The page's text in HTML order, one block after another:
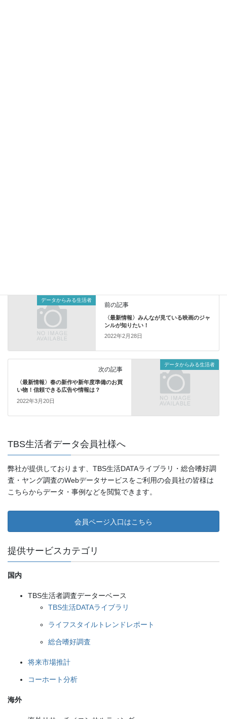
データからみる生活者
前の記事
〈最新情報〉みんなが見ている映画のジャ
ンルが知りたい！
2022年2月28日
データからみる生活者
次の記事
〈最新情報〉春の新作や新年度準備のお買
い物！信頼できる広告や情報は？
2022年3月20日
TBS生活者データ会員社様へ
弊社が提供しております、TBS生活DATAライブラリ・総合嗜好調
査・ヤング調査のWebデータサービスをご利用の会員社の皆様は
こちらからデータ・事例などを閲覧できます。
会員ページ入口はこちら
提供サービスカテゴリ
国内
TBS生活者調査データーベース
TBS生活DATAライブラリ
ライフスタイルトレンドレポート
総合嗜好調査
将来市場推計
コーホート分析
海外